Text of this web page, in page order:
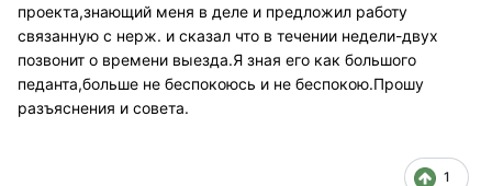
проекта,знающий меня в деле и предложил работу
связанную с нерж. и сказал что в течении недели-двух
позвонит о времени выезда.Я зная его как большого
педанта,больше не беспокоюсь и не беспокою.Прошу
разъяснения и совета.
1